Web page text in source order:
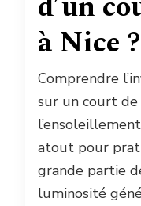
à Nice ?
Comprendre
sur un court de
atout pour
grande partie
luminosité